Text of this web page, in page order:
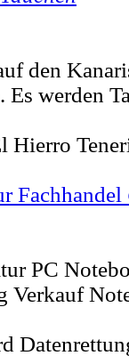
den
werden
Hierro
Fachhandel
PC
Verkauf